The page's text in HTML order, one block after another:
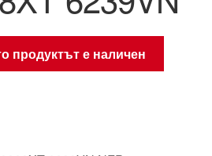
продуктът е наличен